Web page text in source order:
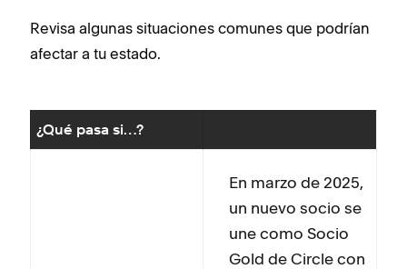
Revisa algunas situaciones comunes que podrían
afectar a tu estado.
¿Qué pasa si…?
En marzo de 2025,
un nuevo socio se
une como Socio
Gold de Circle con